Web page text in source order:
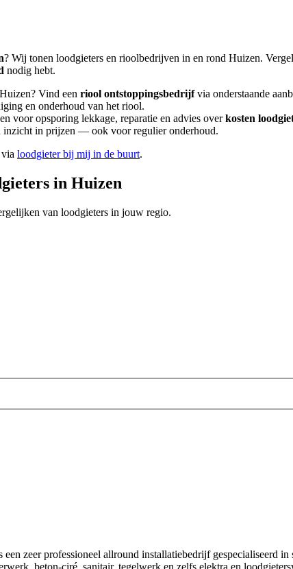
? Wij tonen loodgieters en rioolbedrijven in en rond Huizen.
nodig hebt.
Huizen? Vind een riool ontstoppingsbedrijfvia onderstaande
en onderhoud van het riool.
voor opsporing lekkage, reparatie en advies overkosten
in prijzen — ook voor regulier onderhoud.
loodgieter bij mij in de buurt.
in Huizen
van loodgieters in jouw regio.
zeer professioneel allround installatiebedrijf gespecialiseerd
beton‑ciré, sanitair, tegelwerk en zelfs elektra en